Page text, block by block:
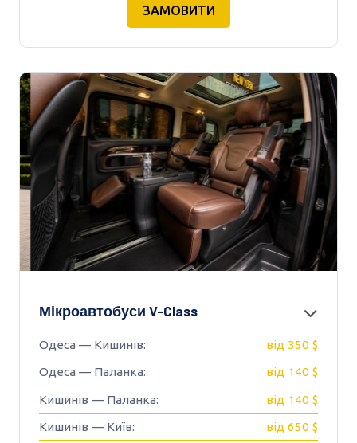
ЗАМОВИТИ
Мікроавтобуси V-Class
Одеса — Кишинів: від 350 $
Одеса — Паланка: від 140 $
Кишинів — Паланка: від 140 $
Кишинів — Київ: від 650 $